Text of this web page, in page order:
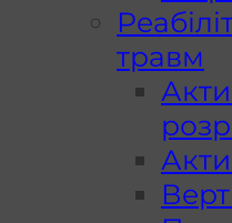
травм